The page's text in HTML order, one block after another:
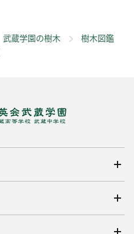
武蔵学園の樹木
樹木図鑑